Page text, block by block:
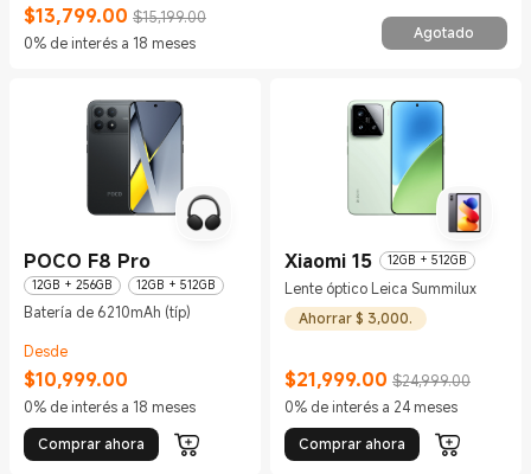
$13,799.00
Current Price $13799
$15,199.00
Precio de comercialización $15,199.00
0% de interés a 18 meses
Agotado
POCO F8 Pro
12GB + 256GB 12GB + 512GB
Batería de 6210mAh (típ)
Desde
$10,999.00
Current Price $10999
0% de interés a 18 meses
Comprar ahora
Xiaomi 15 12GB + 512GB
Lente óptico Leica Summilux
Ahorrar $ 3,000.
$21,999.00
Current Price $21999
$24,999.00
Precio de comercialización
0% de interés a 24 meses
Comprar ahora